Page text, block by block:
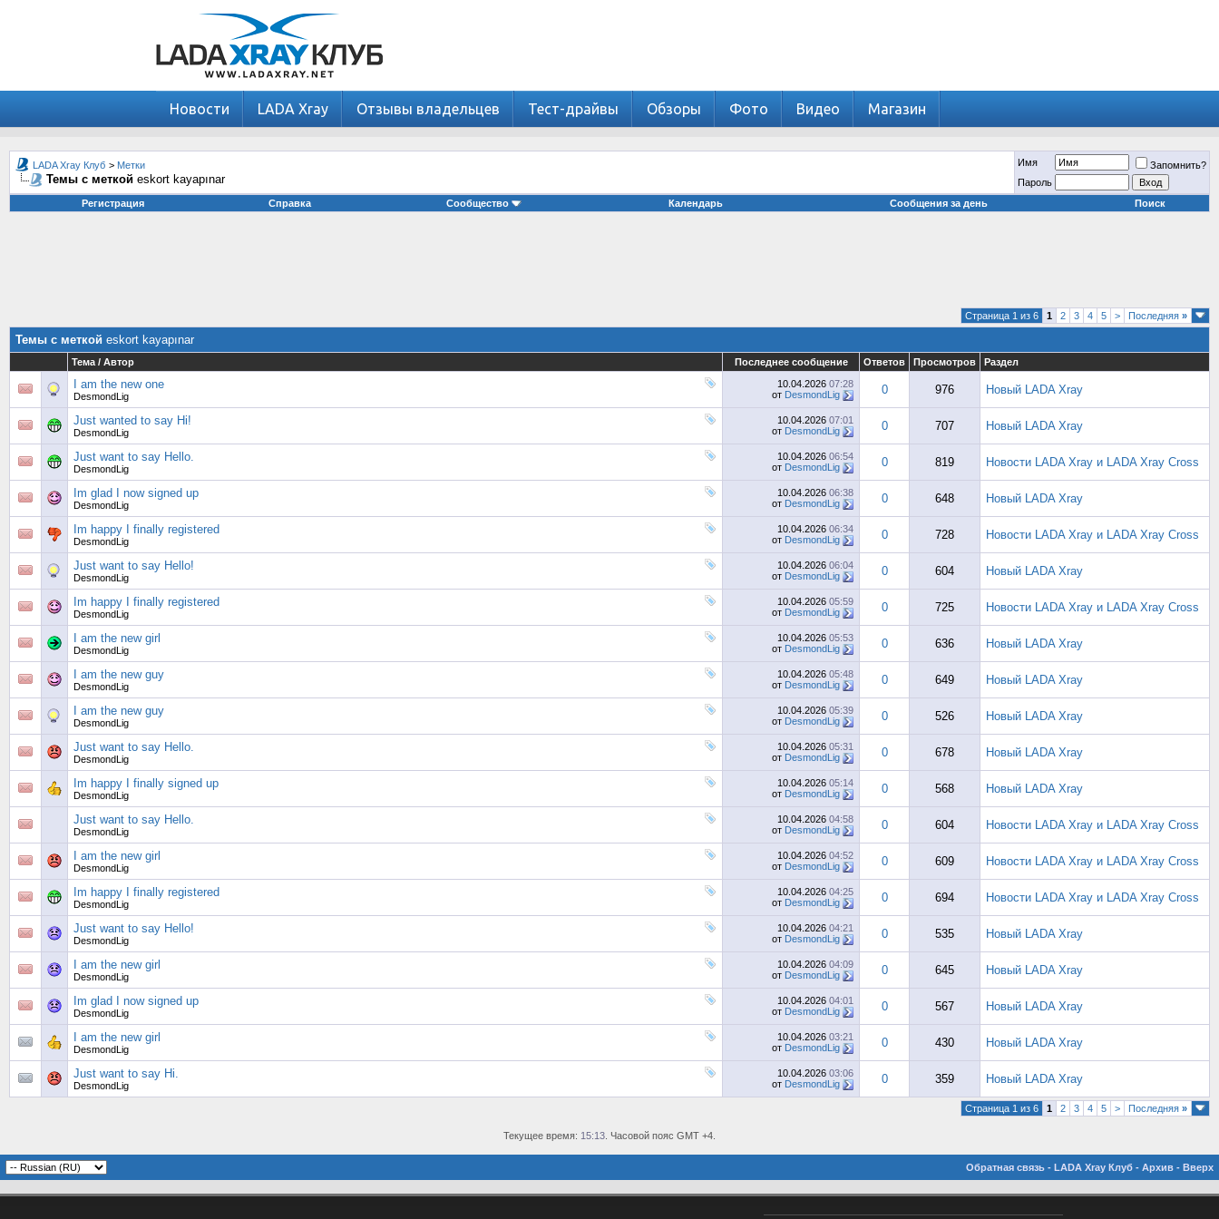
Новости LADA Xray Отзывы владельцев Тест-драйвы Обзоры Фото Видео Магазин
LADA Xray Клуб > Метки
Темы с меткой eskort kayapınar
Имя
Запомнить?
Пароль
Регистрация
Справка Сообщество Календарь Сообщения за день Поиск
Страница 1 из 6 1 2 3 4 5 > Последняя »
Темы с меткой eskort kayapınar
Тема / Автор Последнее сообщение Ответов Просмотров Раздел
I am the new one
DesmondLig
10.04.2026 07:28
от DesmondLig 0 976 Новый LADA Xray
Just wanted to say Hi!
DesmondLig
10.04.2026 07:01
от DesmondLig 0 707 Новый LADA Xray
Just want to say Hello.
DesmondLig
10.04.2026 06:54
от DesmondLig 0 819 Новости LADA Xray и LADA Xray Cross
Im glad I now signed up
DesmondLig
10.04.2026 06:38
от DesmondLig 0 648 Новый LADA Xray
Im happy I finally registered
DesmondLig
10.04.2026 06:34
от DesmondLig 0 728 Новости LADA Xray и LADA Xray Cross
Just want to say Hello!
DesmondLig
10.04.2026 06:04
от DesmondLig 0 604 Новый LADA Xray
Im happy I finally registered
DesmondLig
10.04.2026 05:59
от DesmondLig 0 725 Новости LADA Xray и LADA Xray Cross
I am the new girl
DesmondLig
10.04.2026 05:53
от DesmondLig 0 636 Новый LADA Xray
I am the new guy
DesmondLig
10.04.2026 05:48
от DesmondLig 0 649 Новый LADA Xray
I am the new guy
DesmondLig
10.04.2026 05:39
от DesmondLig 0 526 Новый LADA Xray
Just want to say Hello.
DesmondLig
10.04.2026 05:31
от DesmondLig 0 678 Новый LADA Xray
Im happy I finally signed up
DesmondLig
10.04.2026 05:14
от DesmondLig 0 568 Новый LADA Xray
Just want to say Hello.
DesmondLig
10.04.2026 04:58
от DesmondLig 0 604 Новости LADA Xray и LADA Xray Cross
I am the new girl
DesmondLig
10.04.2026 04:52
от DesmondLig 0 609 Новости LADA Xray и LADA Xray Cross
Im happy I finally registered
DesmondLig
10.04.2026 04:25
от DesmondLig 0 694 Новости LADA Xray и LADA Xray Cross
Just want to say Hello!
DesmondLig
10.04.2026 04:21
от DesmondLig 0 535 Новый LADA Xray
I am the new girl
DesmondLig
10.04.2026 04:09
от DesmondLig 0 645 Новый LADA Xray
Im glad I now signed up
DesmondLig
10.04.2026 04:01
от DesmondLig 0 567 Новый LADA Xray
I am the new girl
DesmondLig
10.04.2026 03:21
от DesmondLig 0 430 Новый LADA Xray
Just want to say Hi.
DesmondLig
10.04.2026 03:06
от DesmondLig 0 359 Новый LADA Xray
Страница 1 из 6 1 2 3 4 5 > Последняя »
Текущее время: 15:13 . Часовой пояс GMT +4.
Обратная связь - LADA Xray Клуб - Архив - Вверх